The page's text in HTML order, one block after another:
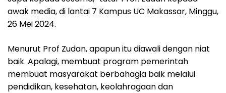
awak media, di lantai 7 Kampus UC Makassar, Minggu,
26 Mei 2024.
Menurut Prof Zudan, apapun itu diawali dengan niat
baik. Apalagi, membuat program pemerintah
membuat masyarakat berbahagia baik melalui
pendidikan, kesehatan, keolahragaan dan